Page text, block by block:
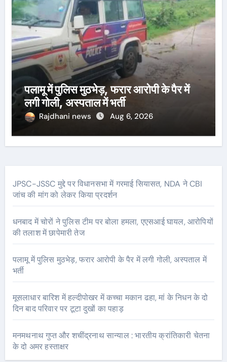
पलामू में पुलिस मुठभेड़, फरार आरोपी के पैर में
लगी गोली, अस्पताल में भर्ती
Rajdhani news Aug 6, 2026
JPSC-JSSC मुद्दे पर विधानसभा में गरमाई सियासत, NDA ने CBI
जांच की मांग को लेकर किया प्रदर्शन
धनबाद में चोरों ने पुलिस टीम पर बोला हमला, एएसआई घायल, आरोपियों
की तलाश में छापेमारी तेज
पलामू में पुलिस मुठभेड़, फरार आरोपी के पैर में लगी गोली, अस्पताल में
भर्ती
मूसलाधार बारिश में हल्दीपोखर में कच्चा मकान ढहा, मां के निधन के दो
दिन बाद परिवार पर टूटा दुखों का पहाड़
मनमथनाथ गुप्त और शचींद्रनाथ सान्याल : भारतीय क्रांतिकारी चेतना
के दो अमर हस्ताक्षर